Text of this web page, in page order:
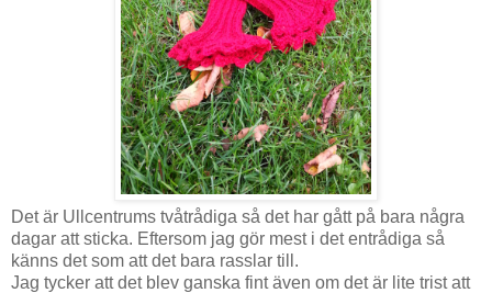
Det är Ullcentrums tvåtrådiga så det har gått på bara några
dagar att sticka. Eftersom jag gör mest i det entrådiga så
känns det som att det bara rasslar till.
Jag tycker att det blev ganska fint även om det är lite trist att